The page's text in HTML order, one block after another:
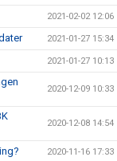
2021-02-02 12:06
2021-01-27 15:34
2021-01-27 10:13
2020-12-09 10:33
2020-12-08 14:54
2020-11-16 17:33